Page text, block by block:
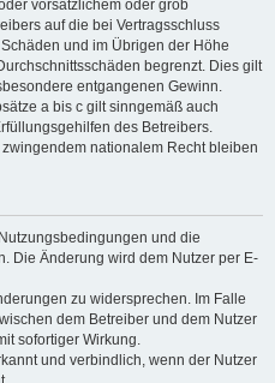
vorsätzlichem oder grob
auf die bei Vertragsschluss
und im Übrigen der Höhe
begrenzt. Dies gilt
entgangenen Gewinn.
a bis c gilt sinngemäß auch
des Betreibers.
nationalem Recht bleiben
und die
Die Änderung wird dem Nutzer per E-
zu widersprechen. Im Falle
dem Betreiber und dem Nutzer
sofortiger Wirkung.
und verbindlich, wenn der Nutzer